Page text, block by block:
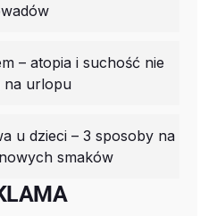
– atopia i suchość nie
na urlopu
u dzieci – 3 sposoby na
smaków